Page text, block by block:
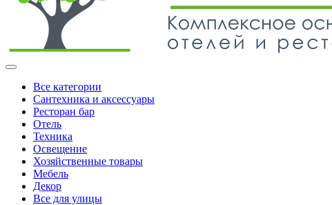
Все категории
Сантехника и аксессуары
Ресторан бар
Отель
Техника
Освещение
Хозяйственные товары
Мебель
Декор
Все для улицы